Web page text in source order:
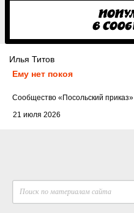
Илья Титов
Ему нет покоя
21 июля 2026
Cообщество «Посольский приказ»